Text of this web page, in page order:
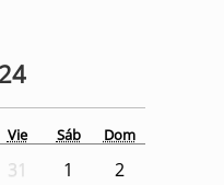
Vie Sáb Dom
31 1
2